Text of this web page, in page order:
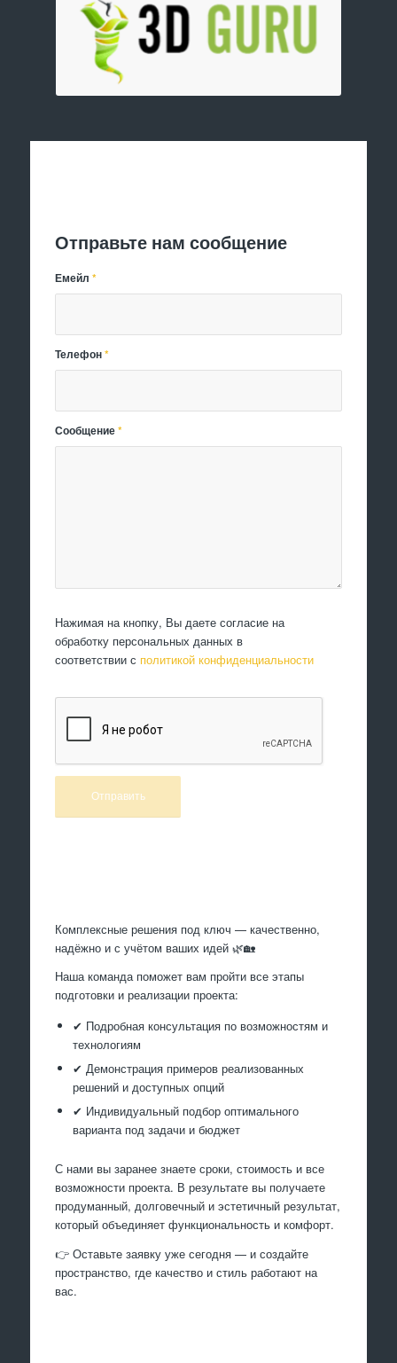
Отправьте нам сообщение
Емейл*
Телефон*
Сообщение*
Нажимая на кнопку, Вы даете согласие на
обработку персональных данных в
соответствии с политикой конфиденциальности
Комплексные решения под ключ — качественно,
надёжно и с учётом ваших идей 🌿🏡
Наша команда поможет вам пройти все этапы
подготовки и реализации проекта:
✔ Подробная консультация по возможностям и
технологиям
✔ Демонстрация примеров реализованных
решений и доступных опций
✔ Индивидуальный подбор оптимального
варианта под задачи и бюджет
С нами вы заранее знаете сроки, стоимость и все
возможности проекта. В результате вы получаете
продуманный, долговечный и эстетичный результат,
который объединяет функциональность и комфорт.
👉 Оставьте заявку уже сегодня — и создайте
пространство, где качество и стиль работают на
вас.